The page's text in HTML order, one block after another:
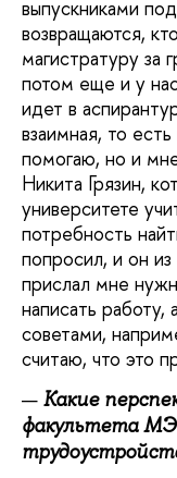
выпускниками
возвращаются,
магистратуру за
потом еще и у
идет в
взаимная, то
помогаю, но и
Никита Грязин,
университете
потребность
попросил, и он
прислал мне
написать
советами,
считаю, что это
Какие
факультета